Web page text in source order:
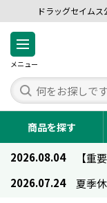
ドラッグセイム
メニュー
商品を探す
2026.08.04
2026.07.24